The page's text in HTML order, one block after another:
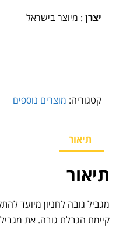
יצרן : מיוצר בישראל
קטגוריה: מוצרים נוספים
תיאור
תיאור
מגביל גובה לחניון מיועד
קיימת הגבלת גובה. את